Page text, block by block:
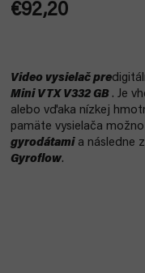
€92,20
Video vysielač pre
Mini VTX V332 GB . Je
alebo vďaka nízkej
pamäte vysielača
gyrodátami a následne
Gyroflow.